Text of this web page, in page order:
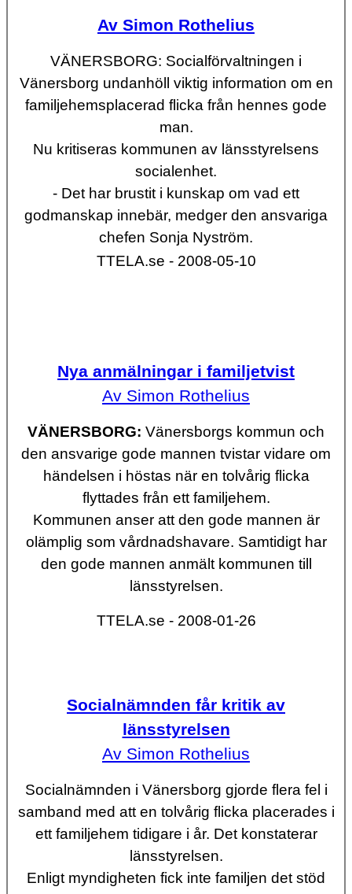
Av Simon Rothelius
VÄNERSBORG: Socialförvaltningen i
Vänersborg undanhöll viktig information om en
familjehemsplacerad flicka från hennes gode
man.
Nu kritiseras kommunen av länsstyrelsens
socialenhet.
- Det har brustit i kunskap om vad ett
godmanskap innebär, medger den ansvariga
chefen Sonja Nyström.
TTELA.se - 2008-05-10
Nya anmälningar i familjetvist
Av Simon Rothelius
VÄNERSBORG: Vänersborgs kommun och
den ansvarige gode mannen tvistar vidare om
händelsen i höstas när en tolvårig flicka
flyttades från ett familjehem.
Kommunen anser att den gode mannen är
olämplig som vårdnadshavare. Samtidigt har
den gode mannen anmält kommunen till
länsstyrelsen.
TTELA.se - 2008-01-26
Socialnämnden får kritik av
länsstyrelsen
Av Simon Rothelius
Socialnämnden i Vänersborg gjorde flera fel i
samband med att en tolvårig flicka placerades i
ett familjehem tidigare i år. Det konstaterar
länsstyrelsen.
Enligt myndigheten fick inte familjen det stöd